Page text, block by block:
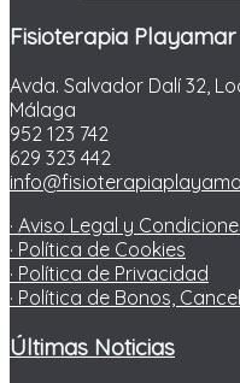
Fisioterapia Playamar
Avda. Salvador Dalí 32,
Málaga
952 123 742
629 323 442
· Aviso Legal y
· Política de Cookies
· Política de Privacidad
· Política de Bonos,
Últimas Noticias